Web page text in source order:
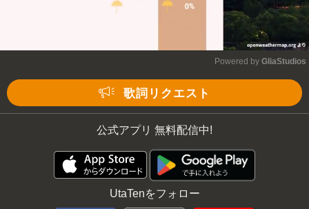
Powered by GliaStudios
歌詞リクエスト
公式アプリ 無料配信中!
UtaTenをフォロー